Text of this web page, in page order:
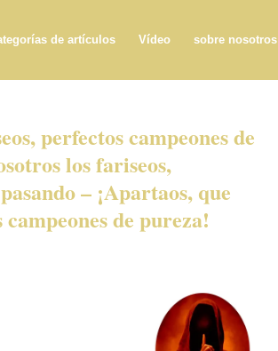
de artículos Vídeo sobre nosotros
perfectos campeones de
los fariseos,
– ¡Apartaos, que
de pureza!